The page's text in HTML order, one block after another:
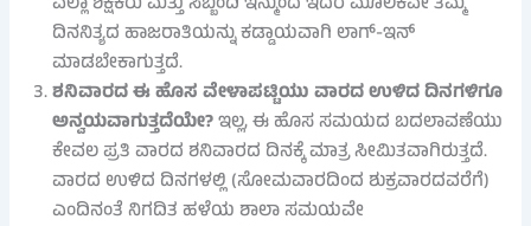
ದಿನನಿತ್ಯದ ಹಾಜರಾತಿಯನ್ನು ಕಡ್ಡಾಯವಾಗಿ ಲಾಗ್-ಇನ್
ಮಾಡಬೇಕಾಗುತ್ತದೆ.
ಶನಿವಾರದ ಈ ಹೊಸ ವೇಳಾಪಟ್ಟಿಯು ವಾರದ ಉಳಿದ ದಿನಗಳಿಗೂ
ಅನ್ವಯವಾಗುತ್ತದೆಯೇ?ಇಲ್ಲ, ಈ ಹೊಸ ಸಮಯದ ಬದಲಾವಣೆಯು
ಕೇವಲ ಪ್ರತಿ ವಾರದ ಶನಿವಾರದ ದಿನಕ್ಕೆ ಮಾತ್ರ ಸೀಮಿತವಾಗಿರುತ್ತದೆ.
ವಾರದ ಉಳಿದ ದಿನಗಳಲ್ಲಿ (ಸೋಮವಾರದಿಂದ ಶುಕ್ರವಾರದವರೆಗೆ)
ಎಂದಿನಂತೆ ನಿಗದಿತ ಹಳೆಯ ಶಾಲಾ ಸಮಯವೇ